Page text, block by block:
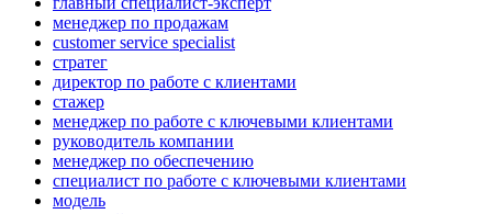
менеджер по продажам
customer service specialist
стратег
директор по работе с клиентами
стажер
менеджер по работе с ключевыми клиентами
руководитель компании
менеджер по обеспечению
специалист по работе с ключевыми клиентами
модель